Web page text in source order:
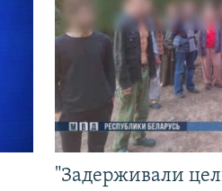
"Задерживали